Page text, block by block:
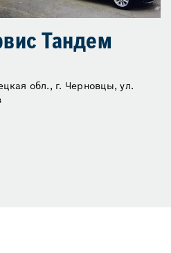
Тандем
обл., г. Черновцы, ул.